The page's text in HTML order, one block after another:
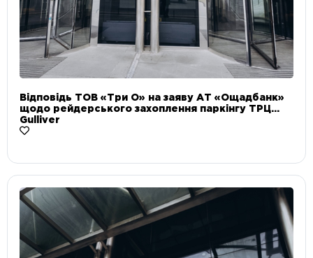
Відповідь ТОВ «Три О» на заяву АТ «Ощадбанк»
щодо рейдерського захоплення паркінгу ТРЦ
Gulliver